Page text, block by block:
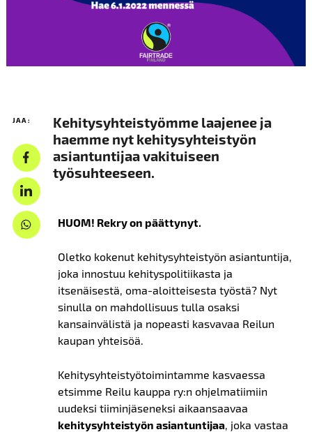
JAA:
Kehitysyhteistyömme laajenee ja
haemme nyt kehitysyhteistyön
asiantuntijaa vakituiseen
työsuhteeseen.
HUOM! Rekry on päättynyt.
Oletko kokenut kehitysyhteistyön asiantuntija,
joka innostuu kehityspolitiikasta ja
itsenäisestä, oma-aloitteisesta työstä? Nyt
sinulla on mahdollisuus tulla osaksi
kansainvälistä ja nopeasti kasvavaa Reilun
kaupan yhteisöä.
Kehitysyhteistyötoimintamme kasvaessa
etsimme Reilu kauppa ry:n ohjelmatiimiin
uudeksi tiiminjäseneksi aikaansaavaa
kehitysyhteistyön asiantuntijaa, joka vastaa